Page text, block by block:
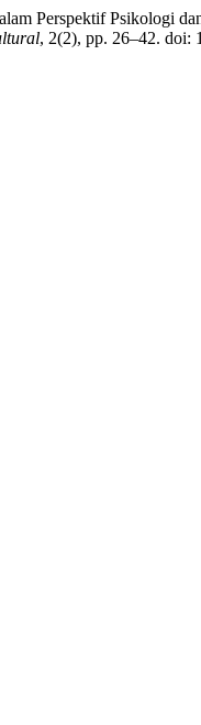
Perspektif Psikologi
, 2(2), pp. 26–42. doi: